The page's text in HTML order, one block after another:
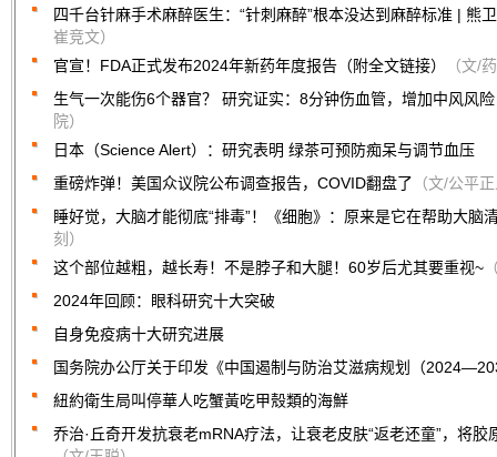
四千台针麻手术麻醉医生：“针刺麻醉”根本没达到麻醉标准 | 熊
崔竞文）
官宣！FDA正式发布2024年新药年度报告（附全文链接）
（文/
生气一次能伤6个器官？ 研究证实：8分钟伤血管，增加中风风险
院）
日本（Science Alert）：研究表明 绿茶可预防痴呆与调节血压
重磅炸弹！美国众议院公布调查报告，COVID翻盘了 （文/公平
睡好觉，大脑才能彻底“排毒”！《细胞》：原来是它在帮助大脑
刻）
这个部位越粗，越长寿！不是脖子和大腿！60岁后尤其要重视~
2024年回顾：眼科研究十大突破
自身免疫病十大研究进展
国务院办公厅关于印发《中国遏制与防治艾滋病规划（
紐約衛生局叫停華人吃蟹黃吃甲殼類的海鮮
乔治·丘奇开发抗衰老mRNA疗法，让衰老皮肤“返老还童”，将胶